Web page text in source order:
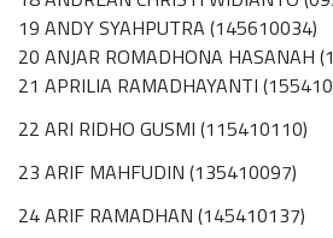
19 ANDY SYAHPUTRA (145610034)
20 ANJAR ROMADHONA HASANAH
21 APRILIA RAMADHAYANTI
22 ARI RIDHO GUSMI (115410110)
23 ARIF MAHFUDIN (135410097)
24ARIF RAMADHAN (145410137)